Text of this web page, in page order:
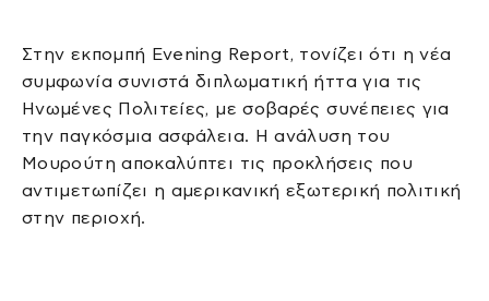
Στην εκπομπή Evening Report, τονίζει ότι η νέα
συμφωνία συνιστά διπλωματική ήττα για τις
Ηνωμένες Πολιτείες, με σοβαρές συνέπειες για
την παγκόσμια ασφάλεια. Η ανάλυση του
Μουρούτη αποκαλύπτει τις προκλήσεις που
αντιμετωπίζει η αμερικανική εξωτερική πολιτική
στην περιοχή.